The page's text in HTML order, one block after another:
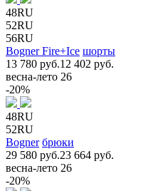
48RU
52RU
56RU
Bogner Fire+Ice шорты
13 780 руб.12 402 руб.
весна-лето 26
-20%
48RU
52RU
Bogner брюки
29 580 руб.23 664 руб.
весна-лето 26
-20%